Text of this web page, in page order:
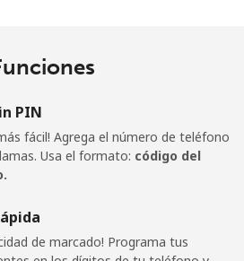
8 min por ⁦$5⁩ ⁦7¢⁩
7 min por ⁦$5⁩
PIN
fácil! Agrega el número de teléfono
Usa el formato: código del
de marcado! Programa tus